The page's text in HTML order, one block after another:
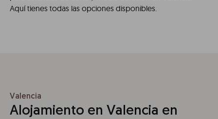
Aquí tienes todas las opciones disponibles.
Valencia
Alojamiento en Valencia en